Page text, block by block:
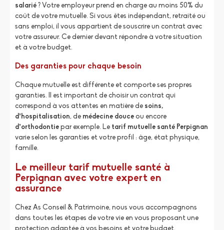
salarié ? Votre employeur prend en charge au moins 50% du
coût de votre mutuelle. Si vous êtes indépendant, retraité ou
sans emploi, il vous appartient de souscrire un contrat avec
votre assureur. Ce dernier devant répondre à votre situation
et à votre budget.
Des garanties pour chaque besoin
Chaque mutuelle est différente et comporte ses propres
garanties. Il est important de choisir un contrat qui
correspond à vos attentes en matière de soins,
d’hospitalisation, de médecine douce ou encore
d’orthodontie par exemple. Le tarif mutuelle santé Perpignan
varie selon les garanties et votre profil : âge, état physique,
famille.
Le meilleur tarif mutuelle santé à
Perpignan avec votre expert en
assurance
Chez As Conseil & Patrimoine, nous vous accompagnons
dans toutes les étapes de votre vie en vous proposant une